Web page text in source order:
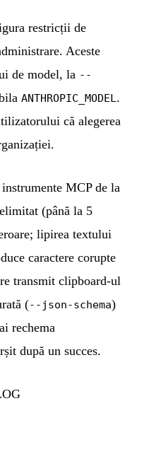
restricții de
Aceste
de model, la --
ANTHROPIC_MODEL .
că alegerea
MCP de la
(până la 5
lipirea textului
caractere corupte
transmit clipboard-ul
(--json-schema)
rechema
după un succes.